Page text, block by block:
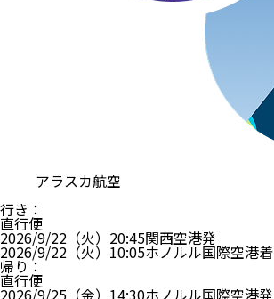
アラスカ航空
行き ：
直行便
2026/9/22（火） 20:45関西空港発
2026/9/22（火） 10:05ホノルル国際空港着
帰り ：
直行便
2026/9/25（金） 14:30ホノルル国際空港発